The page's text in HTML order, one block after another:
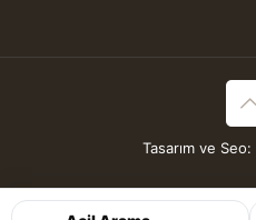
Tasarım ve Seo: